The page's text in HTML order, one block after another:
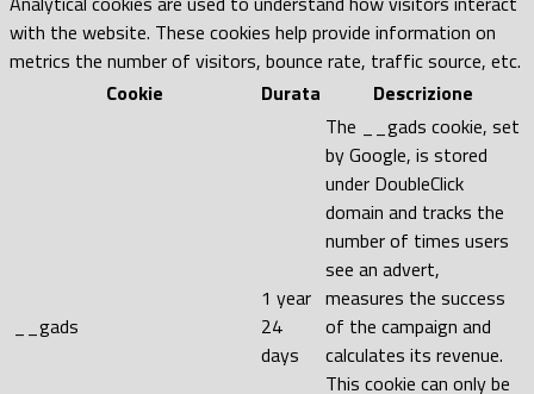
with the website. These cookies help provide information on
metrics the number of visitors, bounce rate, traffic source, etc.
Cookie
Durata Descrizione
__gads
1 year
24
days
The __gads cookie, set
by Google, is stored
under DoubleClick
domain and tracks the
number of times users
see an advert,
measures the success
of the campaign and
calculates its revenue.
This cookie can only be